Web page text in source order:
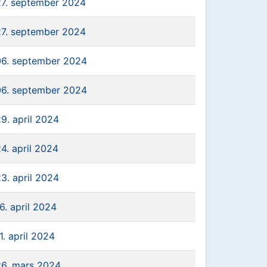
september 2024
september 2024
september 2024
april 2024
april 2024
april 2024
april 2024
april 2024